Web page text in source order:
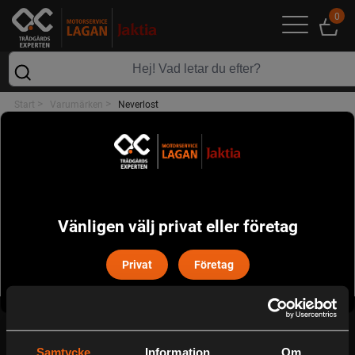
Samtycke Information Om
0
Start > Varumärken > Neverlost
NEVERLOST
Serviceverkstad
Vänligen välj privat eller företag
Privat Företag